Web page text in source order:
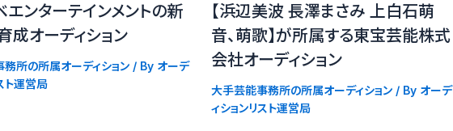
エンターテインメントの新
成オーディション
所の所属オーディション/ By オーデ
ト運営局
【浜辺美波 長澤まさみ 上白石萌
音、萌歌】が所属する東宝芸能株式
会社オーディション
大手芸能事務所の所属オーディション/ By オーデ
ィションリスト運営局